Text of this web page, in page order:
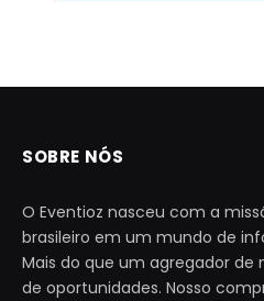
SOBRE NÓS
O Eventioz nasceu com a
brasileiro em um mundo de
Mais do que um agregador de
de oportunidades. Nosso